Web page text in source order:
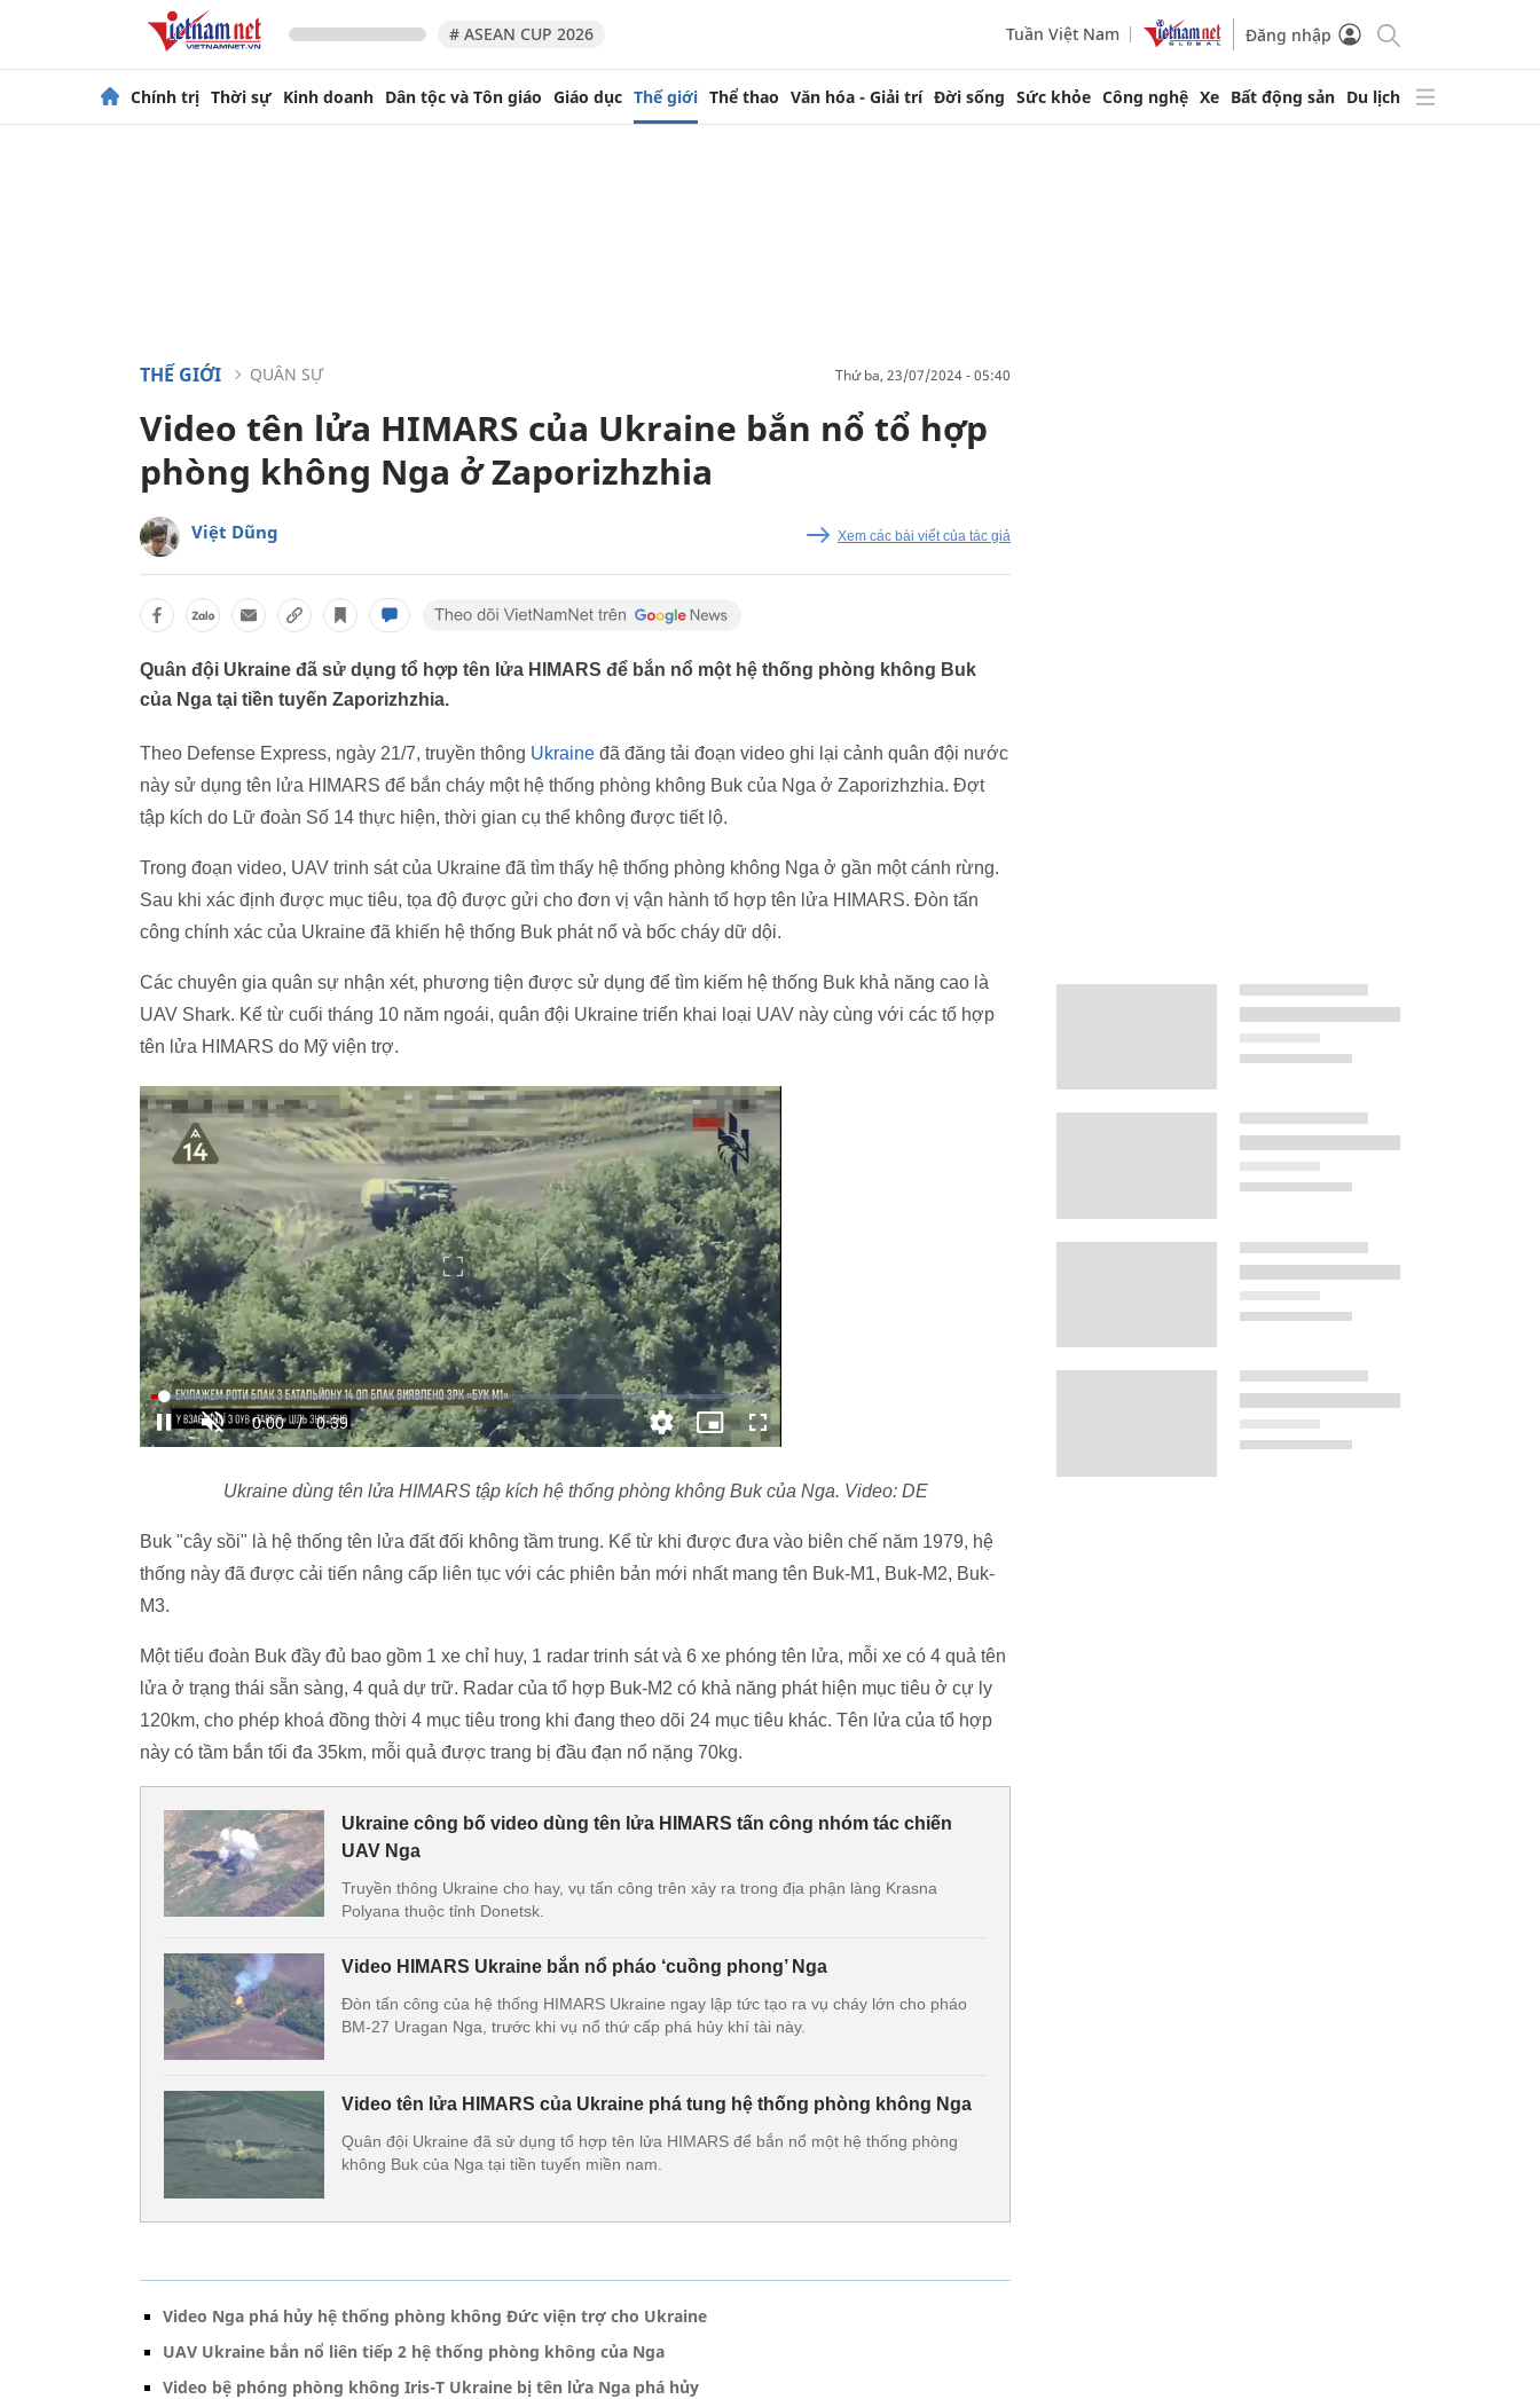
# ASEAN CUP 2026 Tuần Việt Nam Đăng nhập
Chính trị Thời sự Kinh doanh Dân tộc và Tôn giáo Giáo dục Thế giới Thể thao Văn hóa - Giải trí Đời sống Sức khỏe Công nghệ Xe Bất động sản Du lịch
THẾ GIỚI QUÂN SỰ thứ ba, 23/07/2024 - 05:40
Video tên lửa HIMARS của Ukraine bắn nổ tổ hợp
phòng không Nga ở Zaporizhzhia
Việt Dũng Xem các bài viết của tác giả
Quân đội Ukraine đã sử dụng tổ hợp tên lửa HIMARS để bắn nổ một hệ thống phòng không Buk
của Nga tại tiền tuyến Zaporizhzhia.
Theo Defense Express, ngày 21/7, truyền thông Ukraine đã đăng tải đoạn video ghi lại cảnh quân đội nước
này sử dụng tên lửa HIMARS để bắn cháy một hệ thống phòng không Buk của Nga ở Zaporizhzhia. Đợt
tập kích do Lữ đoàn Số 14 thực hiện, thời gian cụ thể không được tiết lộ.
Trong đoạn video, UAV trinh sát của Ukraine đã tìm thấy hệ thống phòng không Nga ở gần một cánh rừng.
Sau khi xác định được mục tiêu, tọa độ được gửi cho đơn vị vận hành tổ hợp tên lửa HIMARS. Đòn tấn
công chính xác của Ukraine đã khiến hệ thống Buk phát nổ và bốc cháy dữ dội.
Các chuyên gia quân sự nhận xét, phương tiện được sử dụng để tìm kiếm hệ thống Buk khả năng cao là
UAV Shark. Kể từ cuối tháng 10 năm ngoái, quân đội Ukraine triển khai loại UAV này cùng với các tổ hợp
tên lửa HIMARS do Mỹ viện trợ.
Ukraine dùng tên lửa HIMARS tập kích hệ thống phòng không Buk của Nga. Video: DE
Buk "cây sồi" là hệ thống tên lửa đất đối không tầm trung. Kể từ khi được đưa vào biên chế năm 1979, hệ
thống này đã được cải tiến nâng cấp liên tục với các phiên bản mới nhất mang tên Buk-M1, Buk-M2, Buk-
M3.
Một tiểu đoàn Buk đầy đủ bao gồm 1 xe chỉ huy, 1 radar trinh sát và 6 xe phóng tên lửa, mỗi xe có 4 quả tên
lửa ở trạng thái sẵn sàng, 4 quả dự trữ. Radar của tổ hợp Buk-M2 có khả năng phát hiện mục tiêu ở cự ly
120km, cho phép khoá đồng thời 4 mục tiêu trong khi đang theo dõi 24 mục tiêu khác. Tên lửa của tổ hợp
này có tầm bắn tối đa 35km, mỗi quả được trang bị đầu đạn nổ nặng 70kg.
Ukraine công bố video dùng tên lửa HIMARS tấn công nhóm tác chiến
UAV Nga
Truyền thông Ukraine cho hay, vụ tấn công trên xảy ra trong địa phận làng Krasna
Polyana thuộc tỉnh Donetsk.
Video HIMARS Ukraine bắn nổ pháo ‘cuồng phong’ Nga
Đòn tấn công của hệ thống HIMARS Ukraine ngay lập tức tạo ra vụ cháy lớn cho pháo
BM-27 Uragan Nga, trước khi vụ nổ thứ cấp phá hủy khí tài này.
Video tên lửa HIMARS của Ukraine phá tung hệ thống phòng không Nga
Quân đội Ukraine đã sử dụng tổ hợp tên lửa HIMARS để bắn nổ một hệ thống phòng
không Buk của Nga tại tiền tuyến miền nam.
Video Nga phá hủy hệ thống phòng không Đức viện trợ cho Ukraine
UAV Ukraine bắn nổ liên tiếp 2 hệ thống phòng không của Nga
Video bệ phóng phòng không Iris-T Ukraine bị tên lửa Nga phá hủy